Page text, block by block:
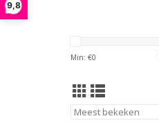
9,8
Min: €0